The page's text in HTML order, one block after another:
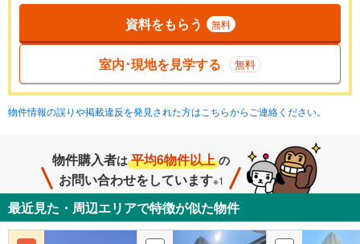
資料をもらう 無料
室内･現地を見学する 無料
物件情報の誤りや掲載違反を発見された方はこちらからご連絡ください。
物件購入者は 平均6物件以上 の
お問い合わせをしています※1
最近見た・周辺エリアで特徴が似た物件